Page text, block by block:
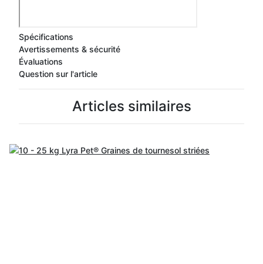
Spécifications
Avertissements & sécurité
Évaluations
Question sur l'article
Articles similaires